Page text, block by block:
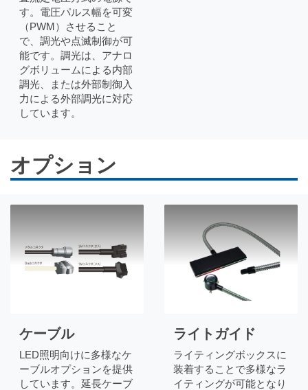
す。電圧パルス幅を可変
（PWM）させること
で、調光や点滅制御が可
能です。調光は、アナロ
グボリュームによる内部
調光、または外部制御入
力による外部調光に対応
しています。
オプション
ケーブル
LED照明向けに多様なケ
ーブルオプションを提供
しています。延長ケーブ
ライトガイド
ライティングボックスに
装着することで多様なラ
イティングが可能となり